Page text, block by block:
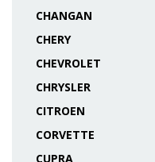
CHANGAN
CHERY
CHEVROLET
CHRYSLER
CITROEN
CORVETTE
CUPRA